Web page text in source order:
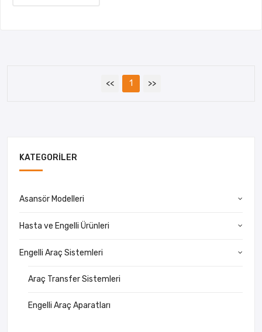
KATEGORILER
Asansör Modelleri
Hasta ve Engelli Ürünleri
Engelli Araç Sistemleri
Araç Transfer Sistemleri
Engelli Araç Aparatları
<< 1 >>